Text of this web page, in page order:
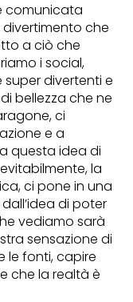
comunicata
divertimento che
a ciò che
i social,
super divertenti e
bellezza che ne
ci
e a
questa idea di
la
ci pone in una
di poter
vediamo sarà
sensazione di
le fonti, capire
che la realtà è